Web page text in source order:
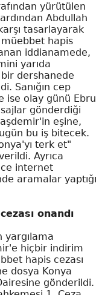
yürütülen
Abdullah
tasarlayarak
müebbet hapis
iddianamede,
yarıda
bir dershanede
Sanığın cep
ise olay günü Ebru
gönderdiği
eşine,
bu iş bitecek.
terk et"
Ayrıca
internet
aramalar yaptığı
onandı
yargılama
hiçbir indirim
hapis cezası
dosya Konya
gönderildi.